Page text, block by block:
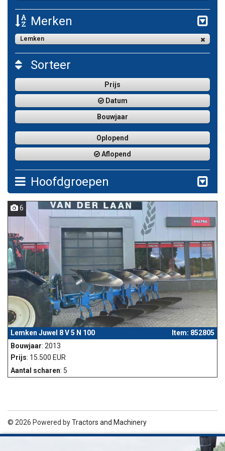
Merken
Lemken
Sorteer
Prijs
Datum
Bouwjaar
Oplopend
Aflopend
Hoofdgroepen
6
Lemken Juwel 8 V 5 N 100
Item: 852805
Bouwjaar: 2013
Prijs: 15.500 EUR
Aantal scharen: 5
© 2026 Powered byTractors and Machinery